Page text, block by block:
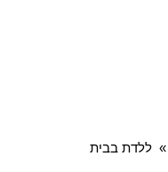
»ללדת בבית